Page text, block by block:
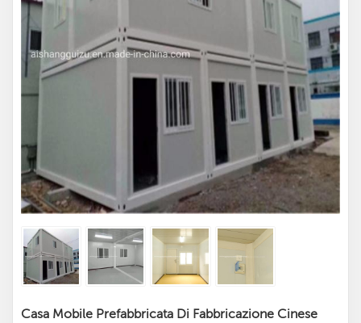
Casa Mobile Prefabbricata Di Fabbricazione Cinese